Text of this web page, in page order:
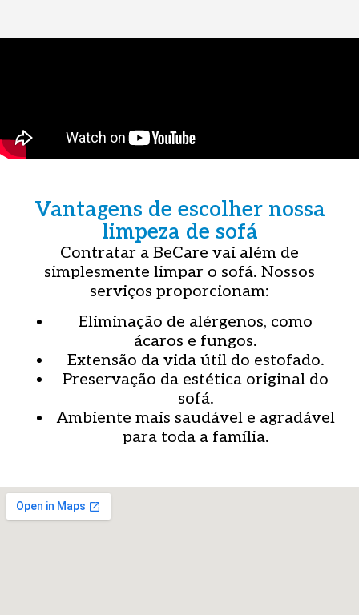
Vantagens de escolher nossa
limpeza de sofá
Contratar a BeCare vai além de
simplesmente limpar o sofá. Nossos
serviços proporcionam:
Eliminação de alérgenos, como
ácaros e fungos.
Extensão da vida útil do estofado.
Preservação da estética original do
sofá.
Ambiente mais saudável e agradável
para toda a família.